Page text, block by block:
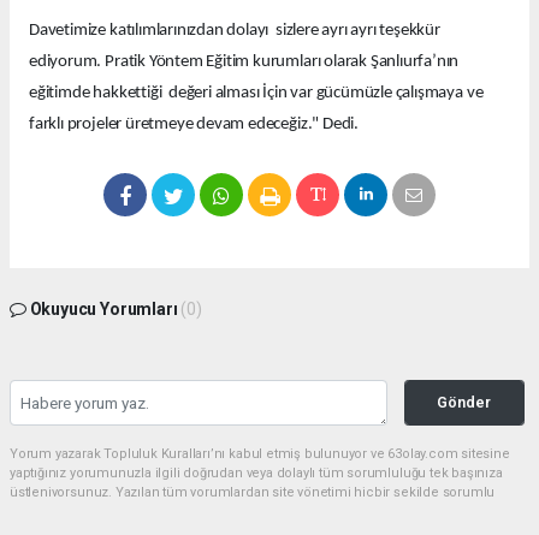
Davetimize katılımlarınızdan dolayı sizlere ayrı ayrı teşekkür
ediyorum. Pratik Yöntem Eğitim kurumları olarak Şanlıurfa’nın
eğitimde hakkettiği değeri alması İçin var gücümüzle çalışmaya ve
farklı projeler üretmeye devam edeceğiz." Dedi.
Okuyucu Yorumları (0)
Gönder
Yorum yazarak Topluluk Kuralları’nı kabul etmiş bulunuyor ve 63olay.com sitesine
yaptığınız yorumunuzla ilgili doğrudan veya dolaylı tüm sorumluluğu tek başınıza
üstleniyorsunuz. Yazılan tüm yorumlardan site yönetimi hiçbir şekilde sorumlu